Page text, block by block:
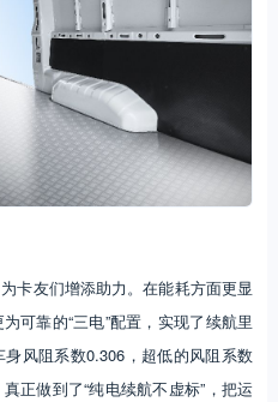
卡友们增添助力。在能耗方面更显
可靠的“三电”配置，实现了续航里
风阻系数0.306，超低的风阻系数
正做到了“纯电续航不虚标”，把运